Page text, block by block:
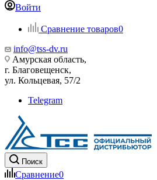
Войти
Сравнение товаров0
info@tss-dv.ru
Амурская область,
г. Благовещенск,
ул. Кольцевая, 57/2
Telegram
Поиск
Сравнение0